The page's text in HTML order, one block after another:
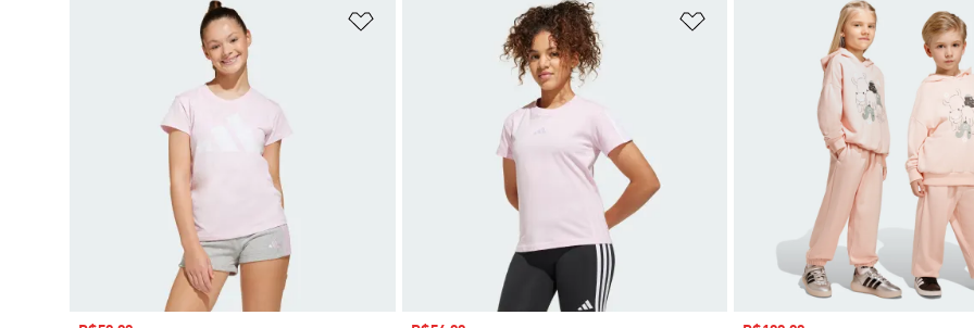
Adicionar à Lista de Desejos Adicionar à Lista de Desejos